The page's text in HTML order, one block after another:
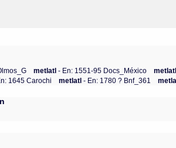
metlatl- En: 1551-95 Docs_México
1645 Carochi metlatl- En: 1780 ? Bnf_361